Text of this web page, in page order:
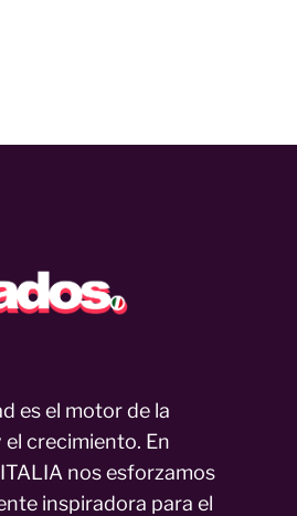
es el motor de la
crecimiento. En
nos esforzamos
inspiradora para el